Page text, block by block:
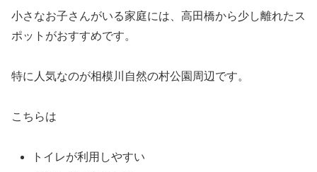
小さなお子さんがいる家庭には、高田橋から少し離れたス
ポットがおすすめです。
特に人気なのが相模川自然の村公園周辺です。
こちらは
トイレが利用しやすい